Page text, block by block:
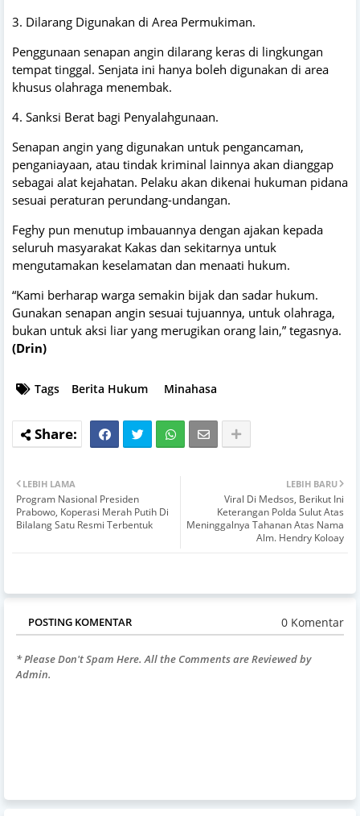
3. Dilarang Digunakan di Area Permukiman.
Penggunaan senapan angin dilarang keras di lingkungan
tempat tinggal. Senjata ini hanya boleh digunakan di area
khusus olahraga menembak.
4. Sanksi Berat bagi Penyalahgunaan.
Senapan angin yang digunakan untuk pengancaman,
penganiayaan, atau tindak kriminal lainnya akan dianggap
sebagai alat kejahatan. Pelaku akan dikenai hukuman pidana
sesuai peraturan perundang-undangan.
Feghy pun menutup imbauannya dengan ajakan kepada
seluruh masyarakat Kakas dan sekitarnya untuk
mengutamakan keselamatan dan menaati hukum.
“Kami berharap warga semakin bijak dan sadar hukum.
Gunakan senapan angin sesuai tujuannya, untuk olahraga,
bukan untuk aksi liar yang merugikan orang lain,” tegasnya.
(Drin)
Tags Berita Hukum Minahasa
LEBIH BARU
Viral Di Medsos, Berikut Ini
Keterangan Polda Sulut Atas
Meninggalnya Tahanan Atas Nama
Alm. Hendry Koloay
LEBIH LAMA
Program Nasional Presiden
Prabowo, Koperasi Merah Putih Di
Bilalang Satu Resmi Terbentuk
POSTING KOMENTAR 0 Komentar
* Please Don't Spam Here. All the Comments are Reviewed by
Admin.